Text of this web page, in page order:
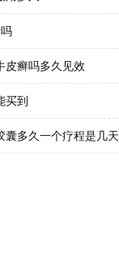
皮癣吗多久见效
买到
囊多久一个疗程是几天